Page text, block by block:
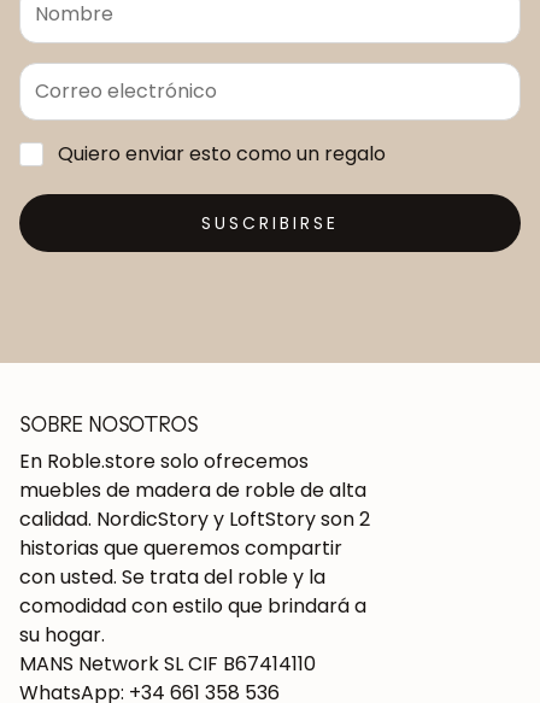
Quiero enviar esto como un regalo
SUSCRIBIRSE
SOBRE NOSOTROS
En Roble.store solo ofrecemos
muebles de madera de roble de alta
calidad. NordicStory y LoftStory son 2
historias que queremos compartir
con usted. Se trata del roble y la
comodidad con estilo que brindará a
su hogar.
MANS Network SL CIF B67414110
WhatsApp: +34 661 358 536